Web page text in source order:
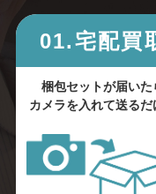
01.宅配買
梱包セットが届いた
カメラを入れて送るだ